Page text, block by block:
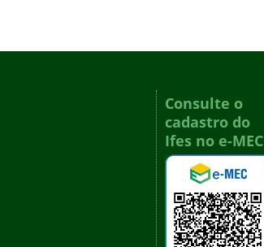
Consulte o
cadastro do
Ifes no e-MEC